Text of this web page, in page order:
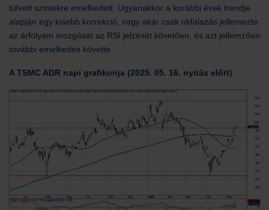
túlvett szintekre emelkedett. Ugyanakkor a korábbi évek trendje
alapján egy kisebb korrekció, vagy akár csak oldalazás jellemezte
az árfolyam mozgását az RSI jelzését követően, és azt jellemzően
további emelkedés követte.
A TSMC ADR napi grafikonja (2025. 05. 16. nyitás előtt)